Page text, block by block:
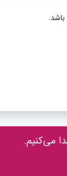
می‌کنیم.